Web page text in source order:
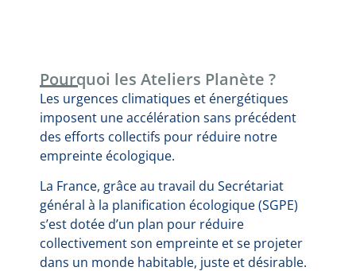
Pourquoi les Ateliers Planète ?
Les urgences climatiques et énergétiques
imposent une accélération sans précédent
des efforts collectifs pour réduire notre
empreinte écologique.
La France, grâce au travail du Secrétariat
général à la planification écologique (SGPE)
s’est dotée d’un plan pour réduire
collectivement son empreinte et se projeter
dans un monde habitable, juste et désirable.